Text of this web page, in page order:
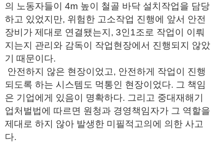
의 노동자들이 4m 높이 철골 바닥 설치작업을 담당
하고 있었지만, 위험한 고소작업 진행에 앞서 안전
장비가 제대로 연결됐는지, 3인1조로 작업이 이뤄
지는지 관리와 감독이 작업현장에서 진행되지 않았
기 때문이다.
안전하지 않은 현장이었고, 안전하게 작업이 진행
되도록 하는 시스템도 먹통인 현장이었다. 그 책임
은 기업에게 있음이 명확하다. 그리고 중대재해기
업처벌법에 따르면 원청과 경영책임자가 그 역할을
제대로 하지 않아 발생한 미필적고의에 의한 사고
다.